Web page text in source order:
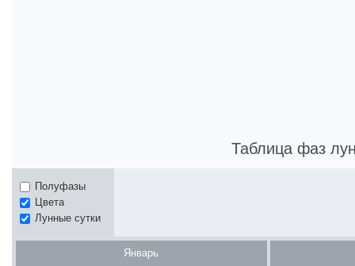
Таблица фаз
Полуфазы
Цвета
Лунные сутки
Январь